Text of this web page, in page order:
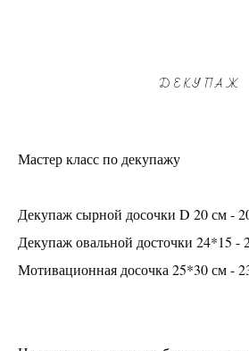
КАРТИНЫ разные темы
Все мастер-классы по
ВСЕ ОСТАЛЬНЫЕ мастер-
Роспись по ткани
ДЕКУПАЖ
Мастер класс по декупажу
Декупаж сырной досочки D 20 см -
Декупаж овальной досточки 24*15 -
Мотивационная досочка 25*30 см -